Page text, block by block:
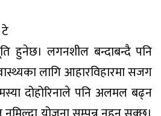
हुनेछ। लगनशील बन्दाबन्दै पनि
लागि आहारविहारमा सजग
दोहोरिनाले पनि अलमल बढ्न